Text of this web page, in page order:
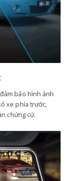
bảo hình ảnh
xe phía trước,
chứng cứ.